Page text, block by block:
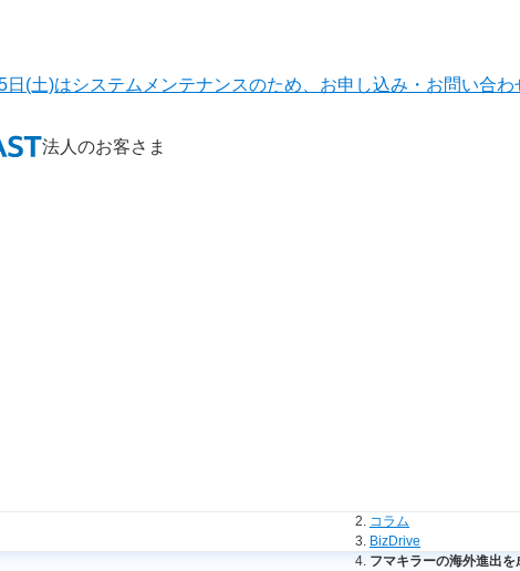
(土)はシステムメンテナンスのため、お申し込み・お問い合
法人のお客さま
コラム
BizDrive
フマキラーの海外進出